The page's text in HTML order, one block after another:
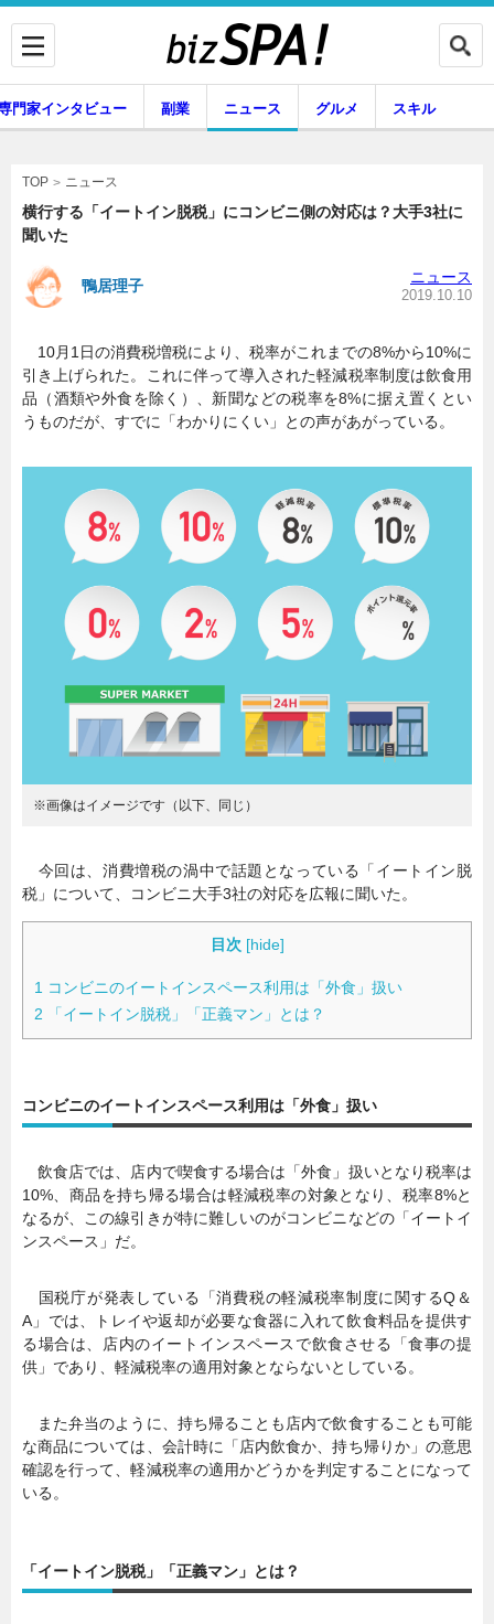
専門家インタビュー
副業 ニュース
暮らし エンタメ
連載一覧
門家インタビュー 副業 ニュース グルメ スキル
TOP ニュース
横行する「イートイン脱税」にコンビニ側の対応は？大手3社に
聞いた
鴨居理子 ニュース
2019.10.10
10月1日の消費税増税により、税率がこれまでの8%から10%に
引き上げられた。これに伴って導入された軽減税率制度は飲食用
品（酒類や外食を除く）、新聞などの税率を8%に据え置くとい
うものだが、すでに「わかりにくい」との声があがっている。
※画像はイメージです（以下、同じ）
今回は、消費増税の渦中で話題となっている「イートイン脱
税」について、コンビニ大手3社の対応を広報に聞いた。
目次 [hide]
1 コンビニのイートインスペース利用は「外食」扱い
2 「イートイン脱税」「正義マン」とは？
コンビニのイートインスペース利用は「外食」扱い
飲食店では、店内で喫食する場合は「外食」扱いとなり税率は
10%、商品を持ち帰る場合は軽減税率の対象となり、税率8%と
なるが、この線引きが特に難しいのがコンビニなどの「イートイ
ンスペース」だ。
国税庁が発表している「消費税の軽減税率制度に関するQ＆
A」では、トレイや返却が必要な食器に入れて飲食料品を提供す
る場合は、店内のイートインスペースで飲食させる「食事の提
供」であり、軽減税率の適用対象とならないとしている。
また弁当のように、持ち帰ることも店内で飲食することも可能
な商品については、会計時に「店内飲食か、持ち帰りか」の意思
確認を行って、軽減税率の適用かどうかを判定することになって
いる。
「イートイン脱税」「正義マン」とは？